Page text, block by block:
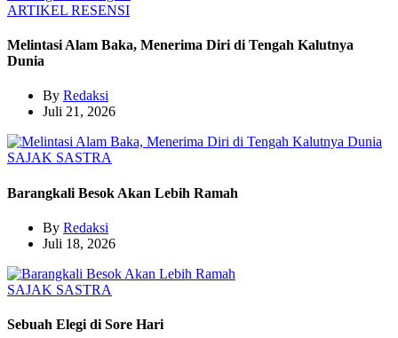
ARTIKEL RESENSI
Melintasi Alam Baka, Menerima Diri di Tengah Kalutnya
Dunia
By Redaksi
Juli 21, 2026
SAJAK SASTRA
Barangkali Besok Akan Lebih Ramah
By Redaksi
Juli 18, 2026
SAJAK SASTRA
Sebuah Elegi di Sore Hari